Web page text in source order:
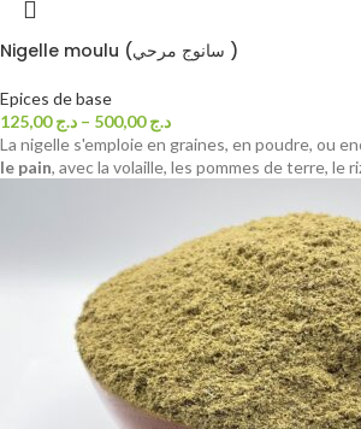
Nigelle moulu (سانوج مرحي )
Epices de base
د.ج125,00 – د.ج500,00
La nigelle s'emploie en graines, en poudre, ou
le pain, avec la volaille, les pommes de terre, le